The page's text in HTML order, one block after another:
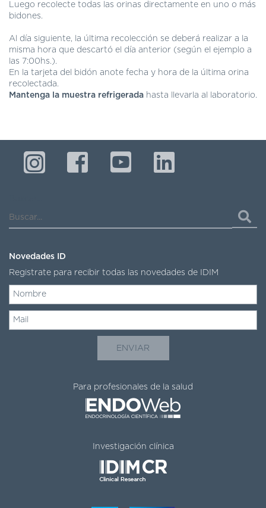
CENTRAL
TURNOS
|
5031-
4100
TURNOS
Luego recolecte todas las orinas directamente en uno o más
bidones.
Al día siguiente, la última recolección se deberá realizar a la
misma hora que descartó el día anterior (según el ejemplo a
las 7:00hs.).
En la tarjeta del bidón anote fecha y hora de la última orina
recolectada.
Mantenga la muestra refrigerada hasta llevarla al laboratorio.
Para profesionales de la salud
Investigación clínica
Novedades ID
Registrate para recibir todas las novedades de IDIM